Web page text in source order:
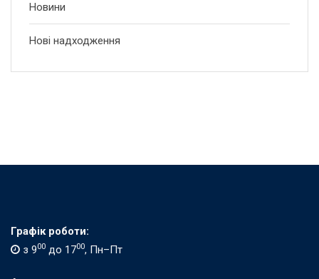
Новини
Нові надходження
Графік роботи:
з 900 до 1700, Пн–Пт